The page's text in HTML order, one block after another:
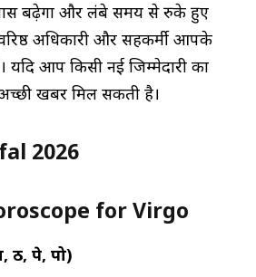
बढ़ेगा और लंबे समय से रुके हुए
अधिकारी और सहकर्मी आपके
यदि आप किसी नई जिम्मेदारी का
खबर मिल सकती है।
2026
for Virgo
ठ, पे, पो)